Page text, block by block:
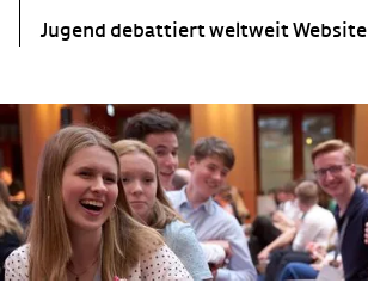
Jugend debattiert weltweit Website